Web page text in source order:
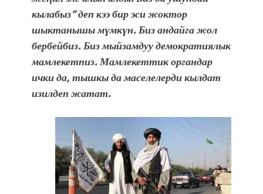
кылабыз” деп кээ бир эси жоктор
шыктанышы мүмкүн. Биз андайга жол
бербейбиз. Биз мыйзамдуу демократиялык
мамлекетпиз. Мамлекеттик органдар
ички да, тышкы да маселелерди кылдат
изилдеп жатат.